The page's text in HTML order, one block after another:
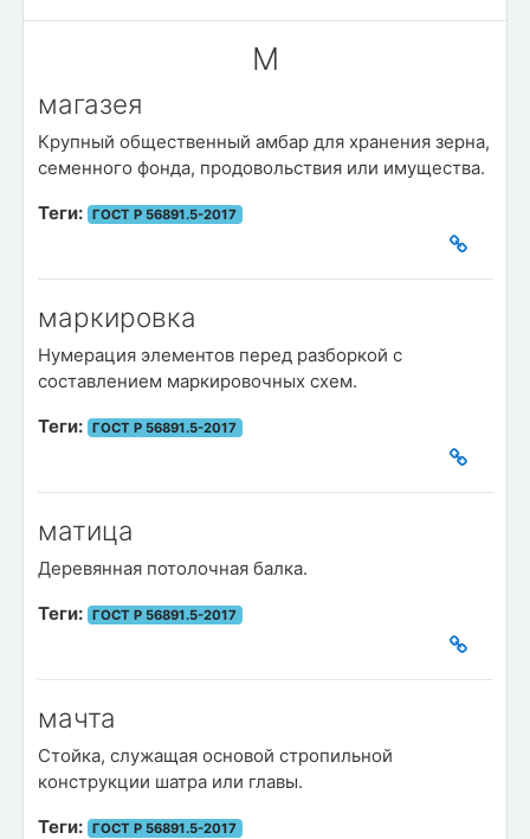
М
магазея
Крупный общественный амбар для хранения зерна,
семенного фонда, продовольствия или имущества.
Теги:
ГОСТ Р 56891.5-2017
маркировка
Нумерация элементов перед разборкой с
составлением маркировочных схем.
Теги:
ГОСТ Р 56891.5-2017
матица
Деревянная потолочная балка.
Теги:
ГОСТ Р 56891.5-2017
мачта
Стойка, служащая основой стропильной
конструкции шатра или главы.
Теги:
ГОСТ Р 56891.5-2017